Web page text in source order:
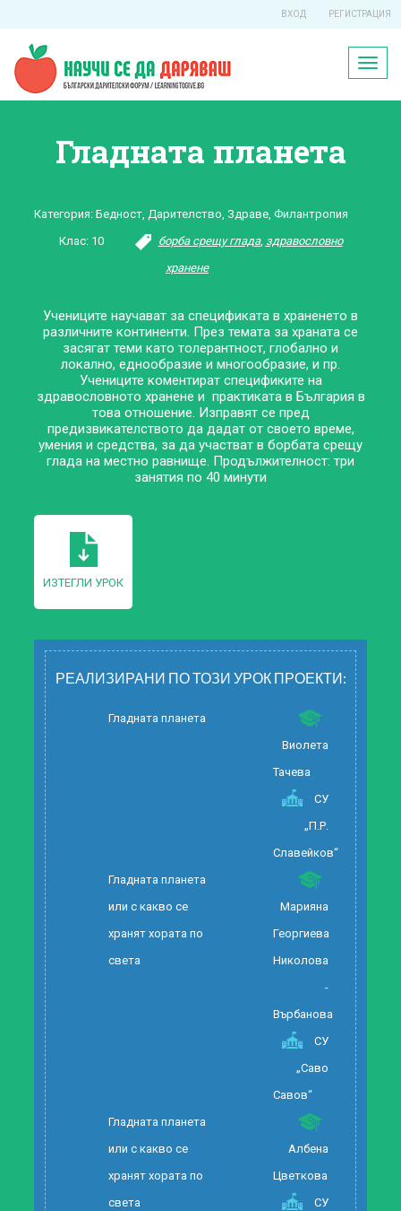
ВХОД РЕГИСТРАЦИЯ
Гладната планета
Категория: Бедност, Дарителство, Здраве, Филантропия
Клас: 10 борба срещу глада, здравословно
хранене
Учениците научават за спецификата в храненето в
различните континенти. През темата за храната се
засягат теми като толерантност, глобално и
локално, еднообразие и многообразие, и пр.
Учениците коментират спецификите на
здравословното хранене и практиката в България в
това отношение. Изправят се пред
предизвикателството да дадат от своето време,
умения и средства, за да участват в борбата срещу
глада на местно равнище. Продължителност: три
занятия по 40 минути
ИЗТЕГЛИ УРОК
РЕАЛИЗИРАНИ ПО ТОЗИ УРОК ПРОЕКТИ:
Гладната планета
Виолета
Тачева
СУ
„П.Р.
Славейков“
Гладната планета
или с какво се
хранят хората по
света
Марияна
Георгиева
Николова
-
Върбанова
СУ
„Саво
Савов“
Гладната планета
или с какво се
хранят хората по
света
Албена
Цветкова
СУ